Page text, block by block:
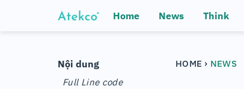
Home News Think
Nội dung
Full Line code
HOME › NEWS